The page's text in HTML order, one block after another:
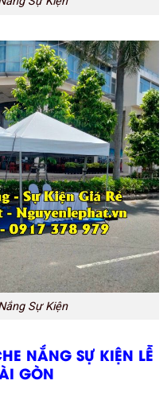
Sự Kiện
NẮNG SỰ KIỆN LỄ
GÒN